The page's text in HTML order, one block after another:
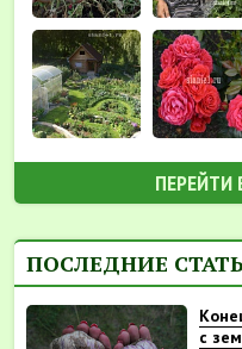
ПЕРЕЙТИ
ПОСЛЕДНИЕ
с